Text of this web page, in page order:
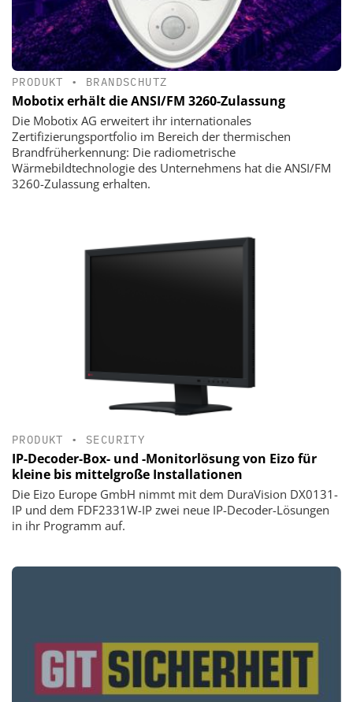
PRODUKT • BRANDSCHUTZ
Mobotix erhält die ANSI/FM 3260-Zulassung
Die Mobotix AG erweitert ihr internationales
Zertifizierungsportfolio im Bereich der thermischen
Brandfrüherkennung: Die radiometrische
Wärmebildtechnologie des Unternehmens hat die ANSI/FM
3260-Zulassung erhalten.
PRODUKT • SECURITY
IP-Decoder-Box- und -Monitorlösung von Eizo für
kleine bis mittelgroße Installationen
Die Eizo Europe GmbH nimmt mit dem DuraVision DX0131-
IP und dem FDF2331W-IP zwei neue IP-Decoder-Lösungen
in ihr Programm auf.